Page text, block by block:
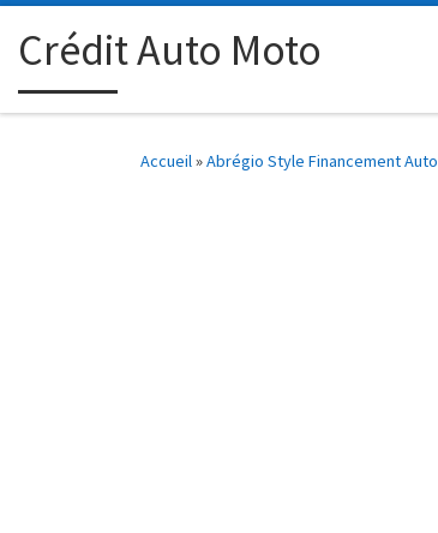
Passer au contenu
Crédit Auto Moto
Accueil»Abrégio Style Financement Auto